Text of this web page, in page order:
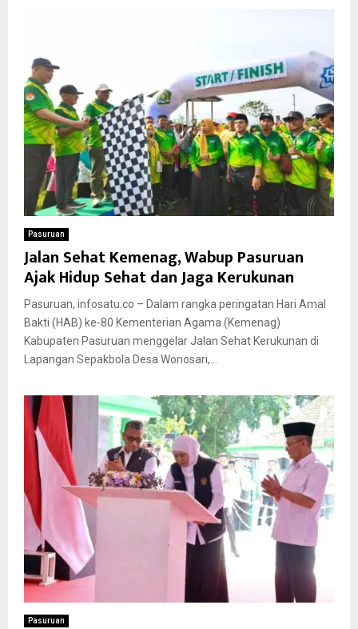
Pasuruan
Jalan Sehat Kemenag, Wabup Pasuruan
Ajak Hidup Sehat dan Jaga Kerukunan
Pasuruan, infosatu.co – Dalam rangka peringatan Hari Amal
Bakti (HAB) ke-80 Kementerian Agama (Kemenag)
Kabupaten Pasuruan menggelar Jalan Sehat Kerukunan di
Lapangan Sepakbola Desa Wonosari,...
Pasuruan